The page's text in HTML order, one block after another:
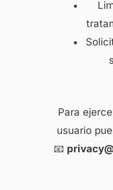
Para
usuario
📧